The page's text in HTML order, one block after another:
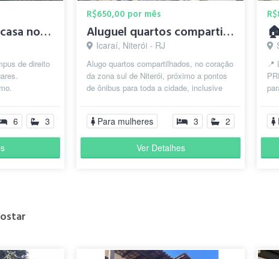
Quarto em otima casa no inga.
de direito
6 3
R$650,00 por mês
Aluguel quartos compartilhados
Icaraí, Niterói - RJ
Alugo quartos compartilhados, no coração
da zona sul de Niterói, próximo a pontos
de ônibus para toda a cidade, inclusive
Para mulheres 3 2
Ver Detalhes
📍